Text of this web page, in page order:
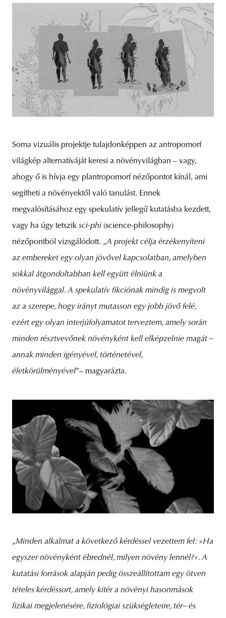
Soma vizuális projektje tulajdonképpen az antropomorf
világkép alternatíváját keresi a növényvilágban – vagy,
ahogy ő is hívja egy plantropomorf nézőpontot kínál, ami
segítheti a növényektől való tanulást. Ennek
megvalósításához egy spekulatív jellegű kutatásba kezdett,
vagy ha úgy tetszik sci-phi (science-philosophy)
nézőpontból vizsgálódott. „A projekt célja érzékenyíteni
az embereket egy olyan jövővel kapcsolatban, amelyben
sokkal átgondoltabban kell együtt élniünk a
növényvilággal. A spekulatív fikciónak mindig is megvolt
az a szerepe, hogy irányt mutasson egy jobb jövő felé,
ezért egy olyan interjúfolyamatot terveztem, amely során
minden résztvevőnek növényként kell elképzelnie magát –
annak minden igényével, történetével,
életkörülményével”– magyarázta.
„Minden alkalmat a következő kérdéssel vezettem fel: »Ha
egyszer növényként ébrednél, milyen növény lennél?«. A
kutatási források alapján pedig összeállítottam egy ötven
tételes kérdéssort, amely kitér a növényi hasonmások
fizikai megjelenésére, fiziológiai szükségleteire, tér– és